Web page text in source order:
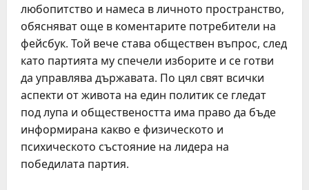
любопитство и намеса в личното пространство,
обясняват още в коментарите потребители на
фейсбук. Той вече става обществен въпрос, след
като партията му спечели изборите и се готви
да управлява държавата. По цял свят всички
аспекти от живота на един политик се гледат
под лупа и обществеността има право да бъде
информирана какво е физическото и
психическото състояние на лидера на
победилата партия.